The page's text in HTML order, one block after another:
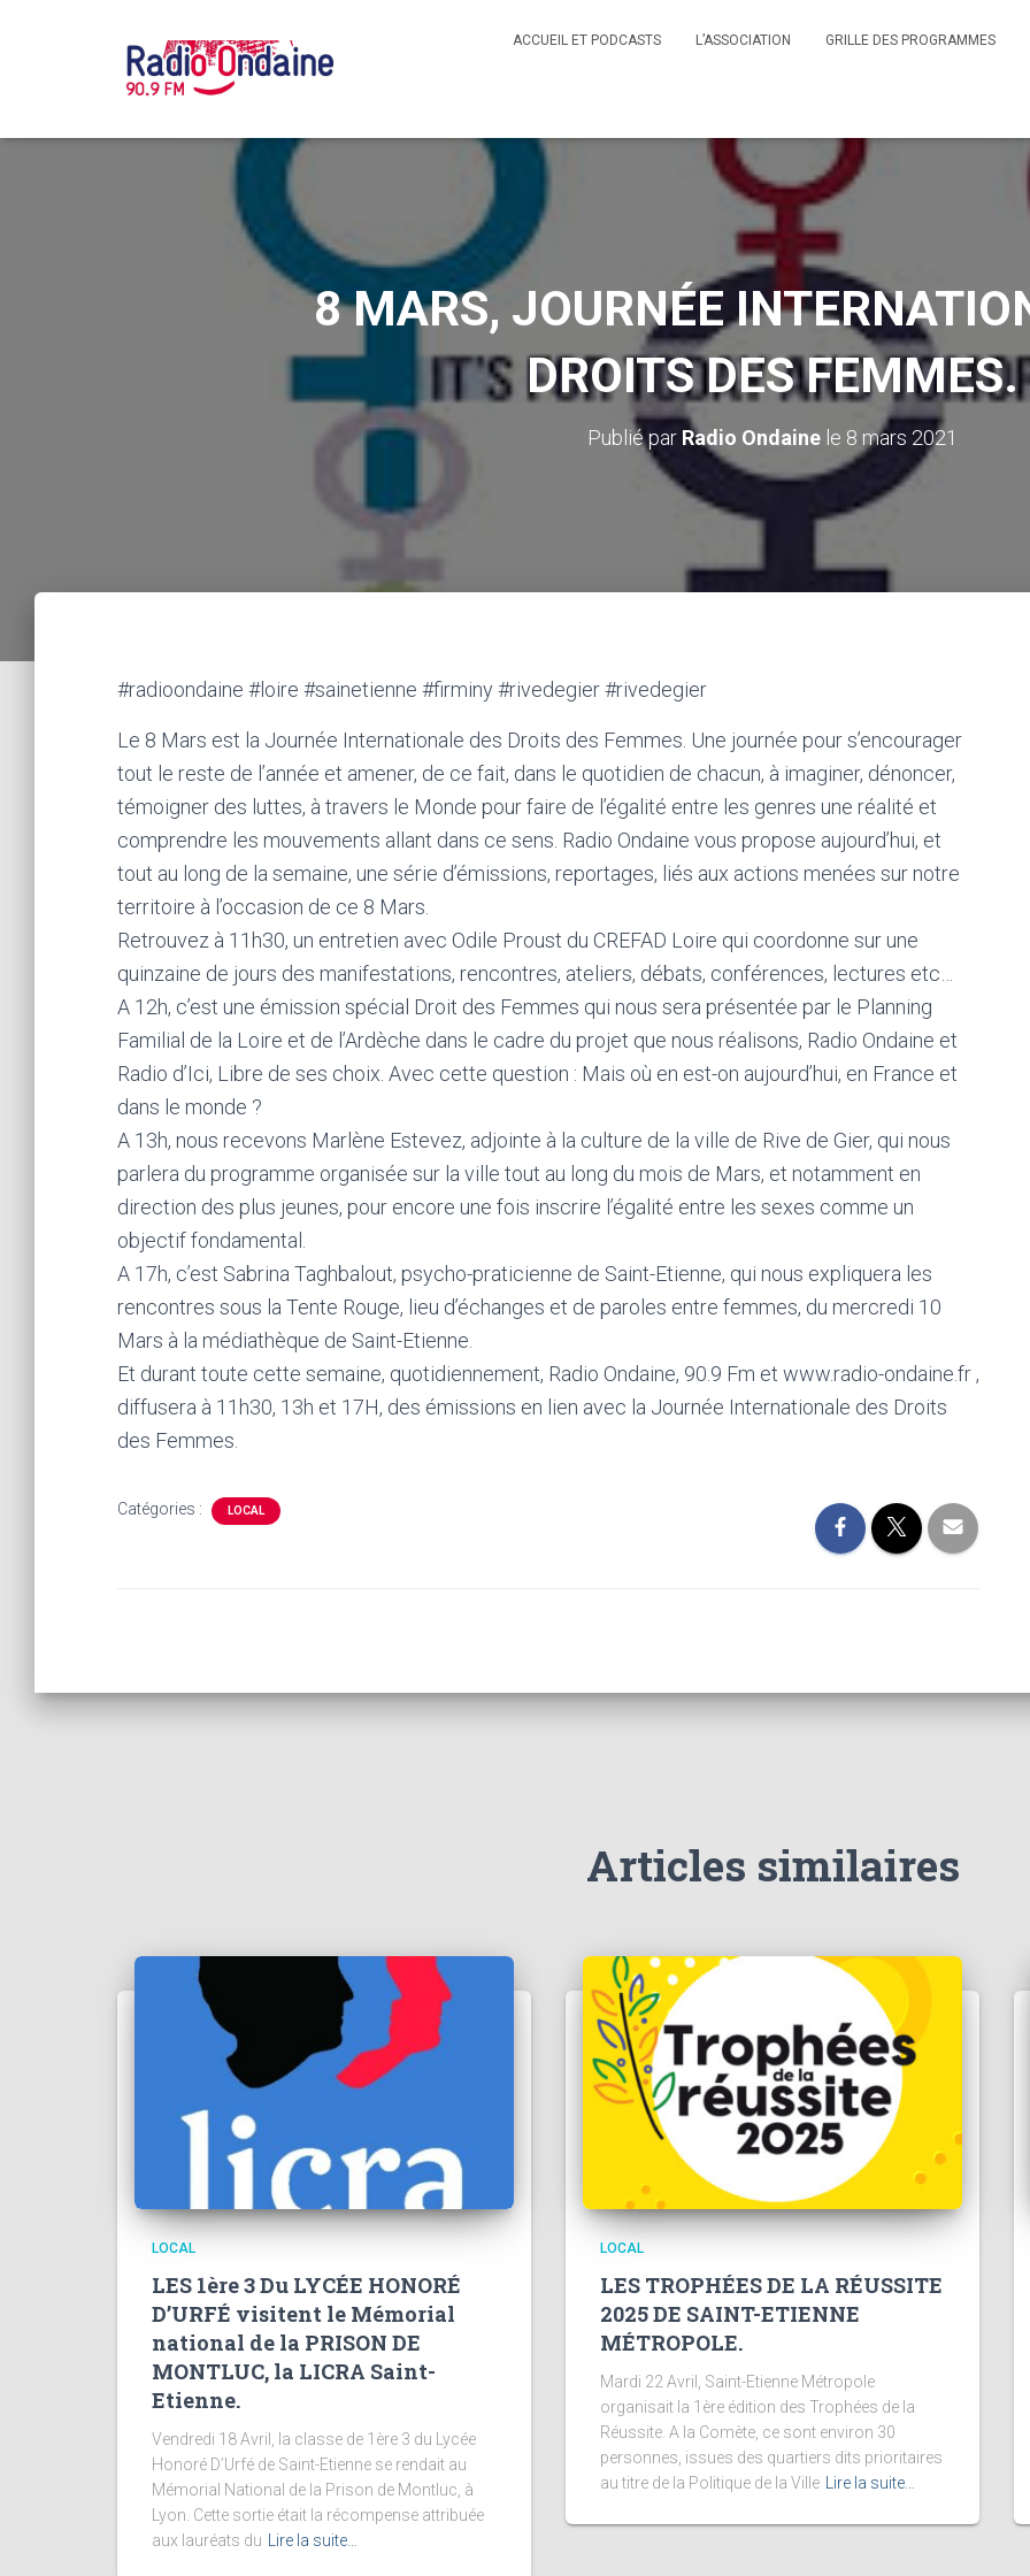
ACCUEIL ET PODCASTS L’ASSOCIATION GRILLE DES PROGRAMMES
8 MARS, JOURNÉE
DROITS DES FEMMES.
Publié par Radio Ondaine le 8 mars 2021
#radioondaine #loire #sainetienne #firminy #rivedegier #rivedegier
Le 8 Mars est la Journée Internationale des Droits des Femmes. Une journée pour s’encourager
tout le reste de l’année et amener, de ce fait, dans le quotidien de chacun, à imaginer, dénoncer,
témoigner des luttes, à travers le Monde pour faire de l’égalité entre les genres une réalité et
comprendre les mouvements allant dans ce sens. Radio Ondaine vous propose aujourd’hui, et
tout au long de la semaine, une série d’émissions, reportages, liés aux actions menées sur notre
territoire à l’occasion de ce 8 Mars.
Retrouvez à 11h30, un entretien avec Odile Proust du CREFAD Loire qui coordonne sur une
quinzaine de jours des manifestations, rencontres, ateliers, débats, conférences, lectures etc…
A 12h, c’est une émission spécial Droit des Femmes qui nous sera présentée par le Planning
Familial de la Loire et de l’Ardèche dans le cadre du projet que nous réalisons, Radio Ondaine et
Radio d’Ici, Libre de ses choix. Avec cette question : Mais où en est-on aujourd’hui, en France et
dans le monde ?
A 13h, nous recevons Marlène Estevez, adjointe à la culture de la ville de Rive de Gier, qui nous
parlera du programme organisée sur la ville tout au long du mois de Mars, et notamment en
direction des plus jeunes, pour encore une fois inscrire l’égalité entre les sexes comme un
objectif fondamental.
A 17h, c’est Sabrina Taghbalout, psycho-praticienne de Saint-Etienne, qui nous expliquera les
rencontres sous la Tente Rouge, lieu d’échanges et de paroles entre femmes, du mercredi 10
Mars à la médiathèque de Saint-Etienne.
Et durant toute cette semaine, quotidiennement, Radio Ondaine, 90.9 Fm et www.radio-ondaine.fr ,
diffusera à 11h30, 13h et 17H, des émissions en lien avec la Journée Internationale des Droits
des Femmes.
Catégories : LOCAL
Articles similaires
LOCAL
LES 1ère 3 Du LYCÉE HONORÉ
D’URFÉ visitent le Mémorial
national de la PRISON DE
MONTLUC, la LICRA Saint-
Etienne.
Vendredi 18 Avril, la classe de 1ère 3 du Lycée
Honoré D’Urfé de Saint-Etienne se rendait au
Mémorial National de la Prison de Montluc, à
Lyon. Cette sortie était la récompense attribuée
aux lauréats du
Lire la suite…
LOCAL
LES TROPHÉES DE LA RÉUSSITE
2025 DE SAINT-ETIENNE
MÉTROPOLE.
Mardi 22 Avril, Saint-Etienne Métropole
organisait la 1ère édition des Trophées de la
Réussite. A la Comète, ce sont environ 30
personnes, issues des quartiers dits prioritaires
au titre de la Politique de la Ville
Lire la suite…